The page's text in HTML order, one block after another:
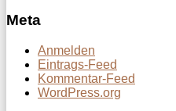
Meta
Anmelden
Eintrags-Feed
Kommentar-Feed
WordPress.org